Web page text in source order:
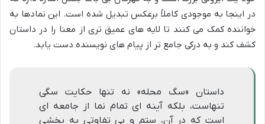
در اینجا به موجودی کاملاً برعکس تبدیل شده است. این نمادها به
خواننده کمک می کنند تا لایه های عمیق تری از معنا را در داستان
کشف کند و به درکی جامع تر از پیام های نویسنده دست یابد.
داستان «سگ محله» نه تنها حکایت سگی
تنهاست، بلکه آینه ای تمام نما از جامعه ای
است که در آن، ستم و بی تفاوتی به بخشی